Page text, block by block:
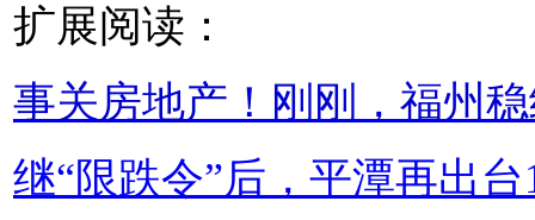
扩展阅读：
事关房地产！刚刚，福州
继“限跌令”后，平潭再出